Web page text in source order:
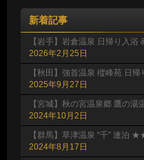
新着記事
【岩手】岩倉温泉 日帰り入
2026年2月25日
【秋田】強首温泉 樅峰苑 日
2025年9月27日
【宮城】秋の宮温泉郷 鷹の
2024年10月2日
【群馬】草津温泉 “千” 連泊
2024年8月17日